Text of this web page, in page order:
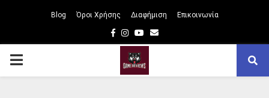
Blog Όροι Χρήσης Διαφήμιση Επικοινωνία
Facebook
Instagram
Youtube
Email
PRIMARY